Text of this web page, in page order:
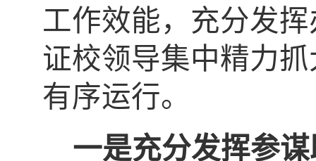
工作效能，充分发
证校领导集中精力
有序运行。
一是充分发挥参